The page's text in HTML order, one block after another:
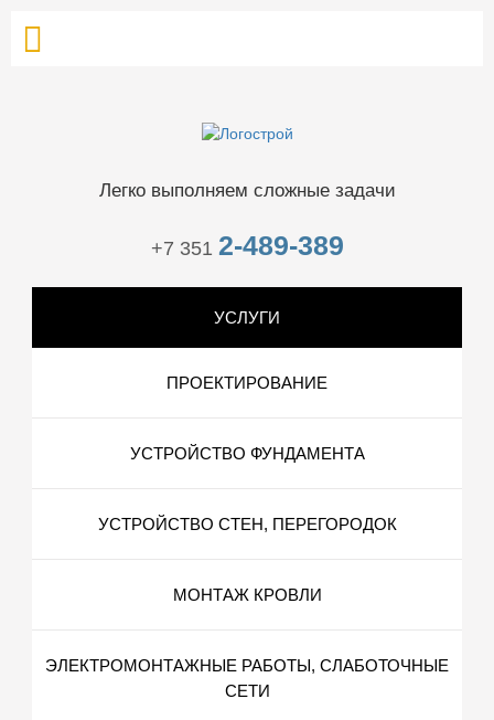
Легко выполняем сложные задачи
+7 351 2-489-389
УСЛУГИ
ПРОЕКТИРОВАНИЕ
УСТРОЙСТВО ФУНДАМЕНТА
УСТРОЙСТВО СТЕН, ПЕРЕГОРОДОК
МОНТАЖ КРОВЛИ
ЭЛЕКТРОМОНТАЖНЫЕ РАБОТЫ, СЛАБОТОЧНЫЕ
СЕТИ